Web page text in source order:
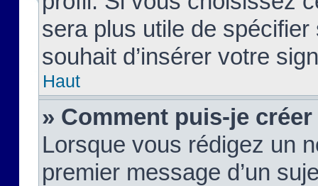
sera plus utile de
souhait d’insérer votre
Haut
» Comment puis-je
Lorsque vous rédigez un
premier message d’un